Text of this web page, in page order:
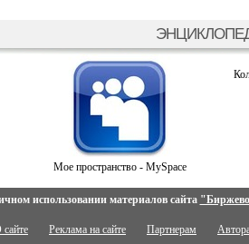
Мое пространство - MySpace
использовании материалов сайта
Реклама на сайте Партнерам